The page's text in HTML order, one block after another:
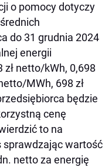
o pomocy dotyczy
do 31 grudnia 2024
energii
netto/kWh, 0,698
MWh, 698 zł
będzie
cenę
to na
wartość
netto za energię